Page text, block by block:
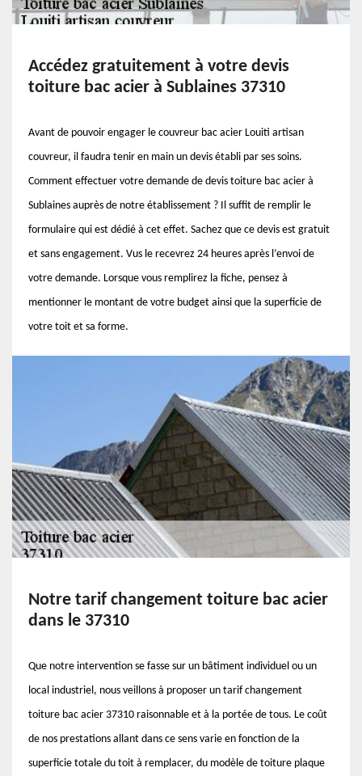
Accédez gratuitement à votre devis
toiture bac acier à Sublaines 37310
Avant de pouvoir engager le couvreur bac acier Louiti artisan
couvreur, il faudra tenir en main un devis établi par ses soins.
Comment effectuer votre demande de devis toiture bac acier à
Sublaines auprès de notre établissement ? Il suffit de remplir le
formulaire qui est dédié à cet effet. Sachez que ce devis est gratuit
et sans engagement. Vus le recevrez 24 heures après l’envoi de
votre demande. Lorsque vous remplirez la fiche, pensez à
mentionner le montant de votre budget ainsi que la superficie de
votre toit et sa forme.
Notre tarif changement toiture bac acier
dans le 37310
Que notre intervention se fasse sur un bâtiment individuel ou un
local industriel, nous veillons à proposer un tarif changement
toiture bac acier 37310 raisonnable et à la portée de tous. Le coût
de nos prestations allant dans ce sens varie en fonction de la
superficie totale du toit à remplacer, du modèle de toiture plaque